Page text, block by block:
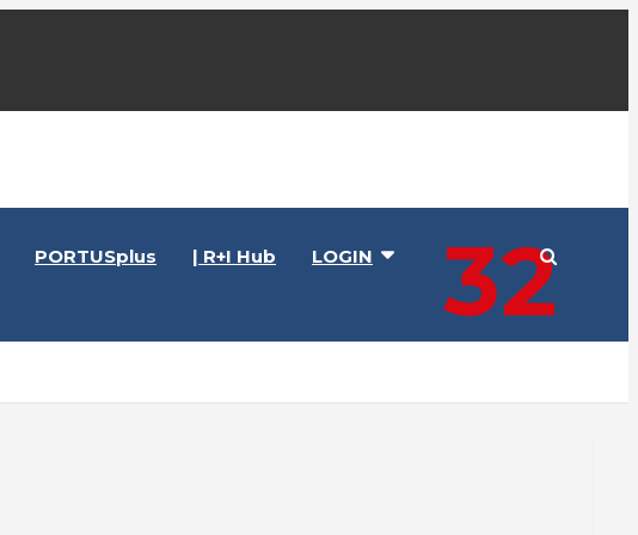
32
PORTUSplus | R+I Hub LOGIN